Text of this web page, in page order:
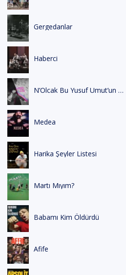
Gergedanlar
Haberci
N’Olcak Bu Yusuf Umut’un Hali
Medea
Harika Şeyler Listesi
Martı Mıyım?
Babamı Kim Öldürdü
Afife